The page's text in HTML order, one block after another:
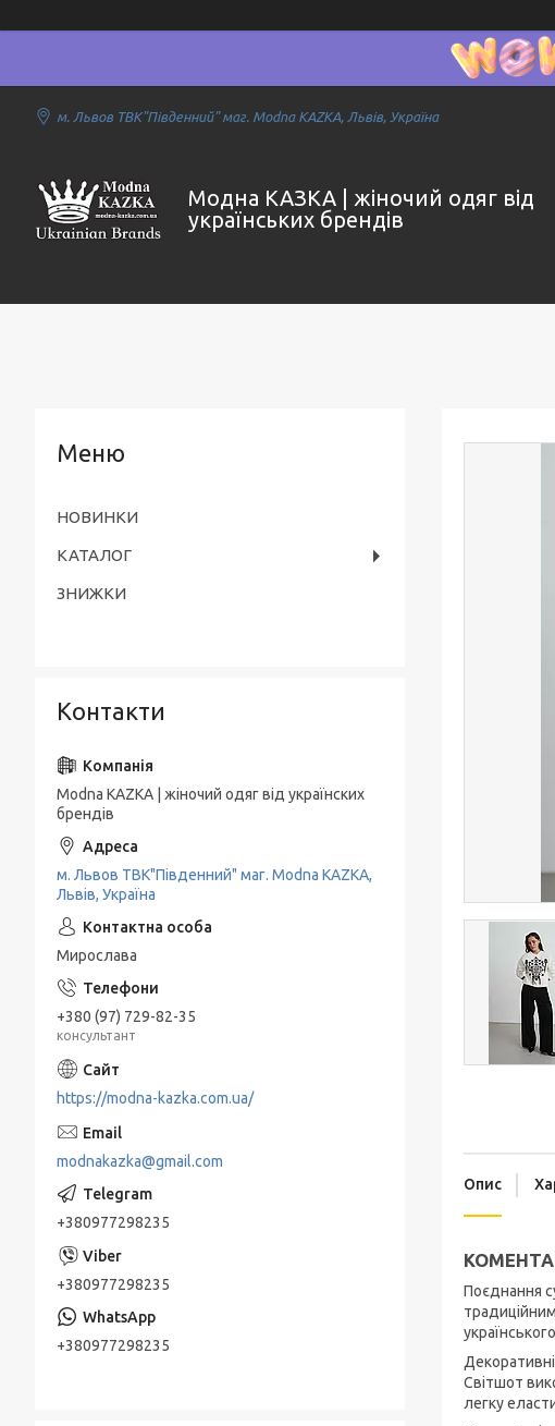
м. Львов ТВК"Південний" маг. Modna KAZKA, Львів, Україна
Модна КАЗКА | жіночий одяг від
українських брендів
Опис
Поєднання
Світшот
легку
НОВИНКИ
КАТАЛОГ
ЗНИЖКИ
Контакти
Modna KAZKA | жіночий одяг від українских
брендів
м. Львов ТВК"Південний" маг. Modna KAZKA,
Львів, Україна
Мирослава
+380 (97) 729-82-35
консультант
https://modna-kazka.com.ua/
modnakazka@gmail.com
+380977298235
+380977298235
+380977298235